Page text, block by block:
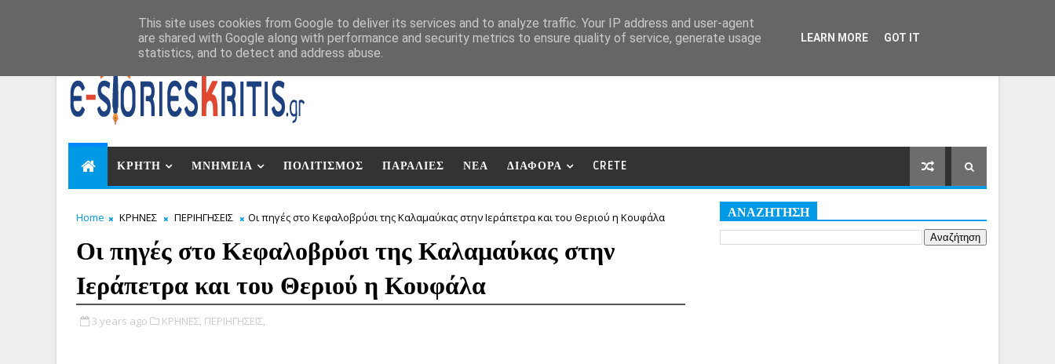
ΚΡΗΤΗ ΜΝΗΜΕΙΑ ΠΟΛΙΤΙΣΜΟΣ ΠΑΡΑΛΙΕΣ ΝΕΑ ΔΙΑΦΟΡΑ CRETE
Home ΚΡΗΝΕΣ ΠΕΡΙΗΓΗΣΕΙΣ Οι πηγές στο Κεφαλοβρύσι της Καλαμαύκας στην Ιεράπετρα και του Θεριού η Κουφάλα
Οι πηγές στο Κεφαλοβρύσι της Καλαμαύκας στην
Ιεράπετρα και του Θεριού η Κουφάλα
3 years ago ΚΡΗΝΕΣ, ΠΕΡΙΗΓΗΣΕΙΣ,
ΑΝΑΖΗΤΗΣΗ
This site uses cookies from Google to deliver its services and to analyze traffic. Your IP address and user-agent
are shared with Google along with performance and security metrics to ensure quality of service, generate usage
statistics, and to detect and address abuse.
LEARN MORE GOT IT